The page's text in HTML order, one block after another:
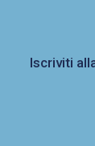
Iscriviti